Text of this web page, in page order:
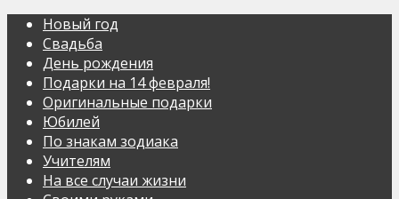
Новый год
Свадьба
День рождения
Подарки на 14 февраля!
Оригинальные подарки
Юбилей
По знакам зодиака
Учителям
На все случаи жизни